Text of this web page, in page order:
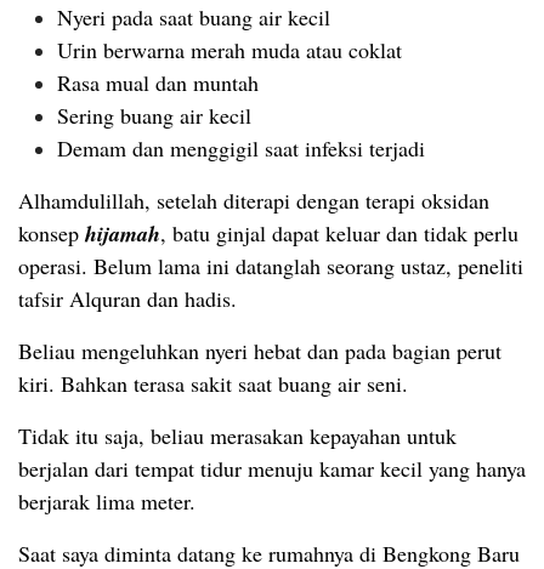
Nyeri pada saat buang air kecil
Urin berwarna merah muda atau coklat
Rasa mual dan muntah
Sering buang air kecil
Demam dan menggigil saat infeksi terjadi
Alhamdulillah, setelah diterapi dengan terapi oksidan
konsep hijamah, batu ginjal dapat keluar dan tidak perlu
operasi. Belum lama ini datanglah seorang ustaz, peneliti
tafsir Alquran dan hadis.
Beliau mengeluhkan nyeri hebat dan pada bagian perut
kiri. Bahkan terasa sakit saat buang air seni.
Tidak itu saja, beliau merasakan kepayahan untuk
berjalan dari tempat tidur menuju kamar kecil yang hanya
berjarak lima meter.
Saat saya diminta datang ke rumahnya di Bengkong Baru